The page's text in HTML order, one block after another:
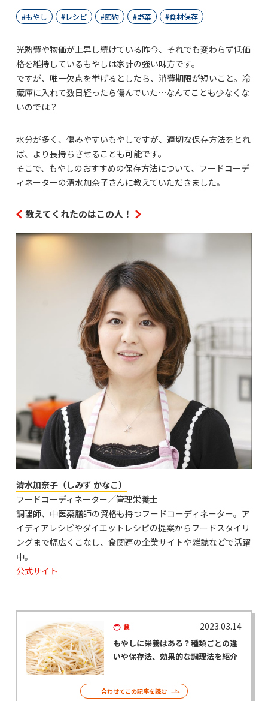
もやし レシピ 節約 野菜 食材保存
光熱費や物価が上昇し続けている昨今、それでも変わらず低価
格を維持しているもやしは家計の強い味方です。
ですが、唯一欠点を挙げるとしたら、消費期限が短いこと。冷
蔵庫に入れて数日経ったら傷んでいた…なんてことも少なくな
いのでは？
水分が多く、傷みやすいもやしですが、適切な保存方法をとれ
ば、より長持ちさせることも可能です。
そこで、もやしのおすすめの保存方法について、フードコーデ
ィネーターの清水加奈子さんに教えていただきました。
教えてくれたのはこの人！
清水加奈子（しみず かなこ）
フードコーディネーター／管理栄養士
調理師、中医薬膳師の資格も持つフードコーディネーター。ア
イディアレシピやダイエットレシピの提案からフードスタイリ
ングまで幅広くこなし、食関連の企業サイトや雑誌などで活躍
中。
公式サイト
食 2023.03.14
もやしに栄養はある？種類ごとの違
いや保存法、効果的な調理法を紹介
合わせてこの記事を読む